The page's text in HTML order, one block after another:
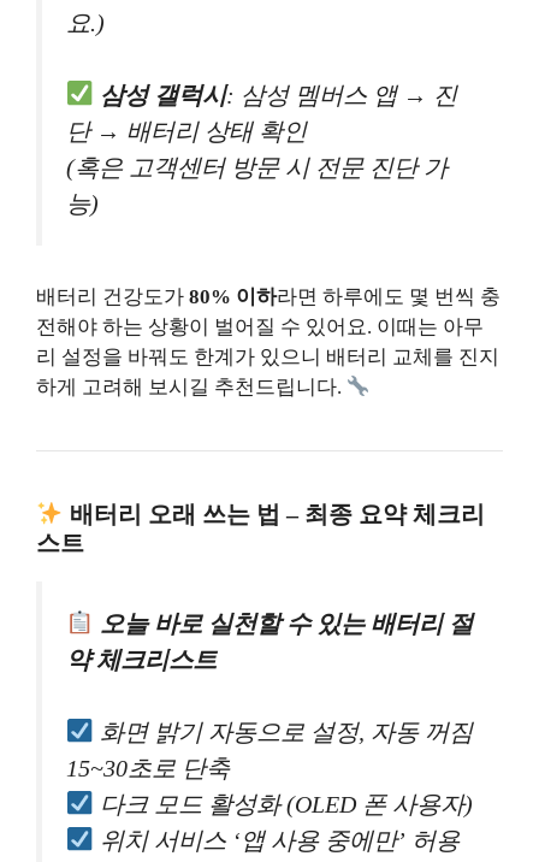
요.)
삼성 갤럭시: 삼성 멤버스 앱 → 진
단 → 배터리 상태 확인
(혹은 고객센터 방문 시 전문 진단 가
능)
배터리 건강도가 80% 이하라면 하루에도 몇 번씩 충
전해야 하는 상황이 벌어질 수 있어요. 이때는 아무
리 설정을 바꿔도 한계가 있으니 배터리 교체를 진지
하게 고려해 보시길 추천드립니다.
배터리 오래 쓰는 법 – 최종 요약 체크리
스트
오늘 바로 실천할 수 있는 배터리 절
약 체크리스트
화면 밝기 자동으로 설정, 자동 꺼짐
15~30초로 단축
다크 모드 활성화 (OLED 폰 사용자)
위치 서비스 ‘앱 사용 중에만’ 허용